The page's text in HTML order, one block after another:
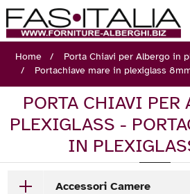
Home
Porta Chiavi per Albergo in
Portachiave mare in plexiglass
PORTA CHIAVI PER
PLEXIGLASS -
IN
Accessori Camere